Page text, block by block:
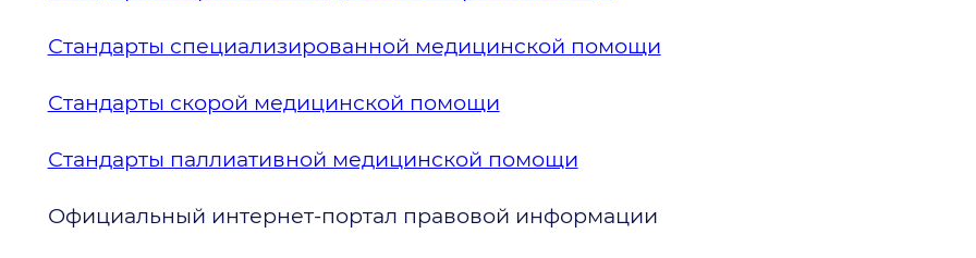
Стандарты специализированной медицинской помощи
Стандарты скорой медицинской помощи
Стандарты паллиативной медицинской помощи
Официальный интернет-портал правовой информации